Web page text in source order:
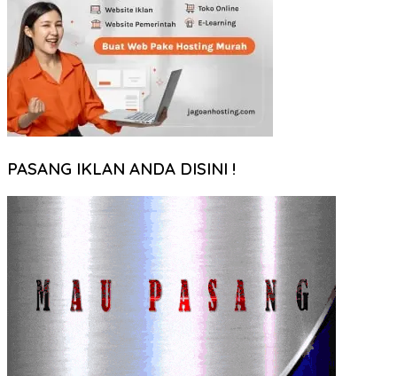
PASANG IKLAN ANDA DISINI !